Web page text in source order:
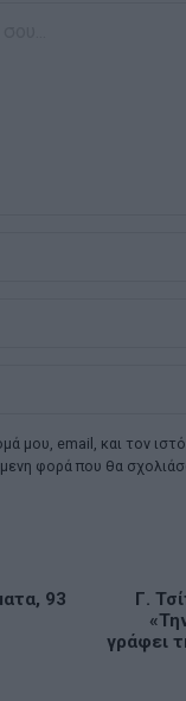
μου, email, και τον
φορά που θα
93
Γ.
γράφει